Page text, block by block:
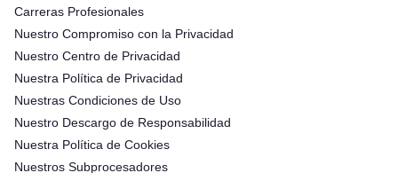
Carreras Profesionales
Nuestro Compromiso con la Privacidad
Nuestro Centro de Privacidad
Nuestra Política de Privacidad
Nuestras Condiciones de Uso
Nuestro Descargo de Responsabilidad
Nuestra Política de Cookies
Nuestros Subprocesadores